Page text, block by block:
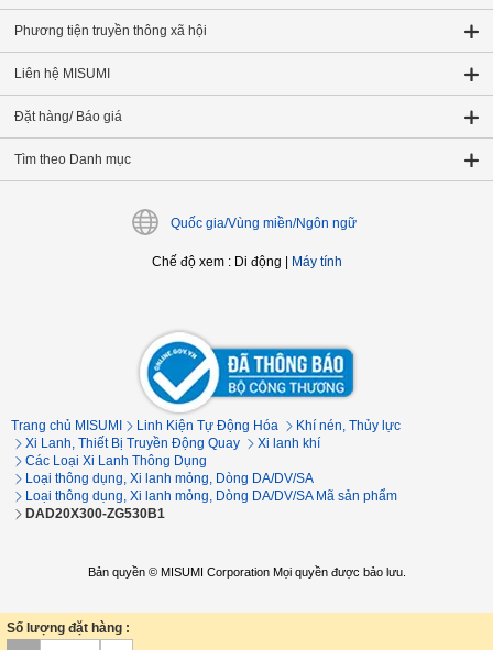
Phương tiện truyền thông xã hội
Liên hệ MISUMI
Đặt hàng/ Báo giá
Tìm theo Danh mục
Quốc gia/Vùng miền/Ngôn ngữ
Chế độ xem: Di động Máy tính
Trang chủ MISUMI Linh Kiện Tự Động Hóa
Khí nén, Thủy lực
Xi Lanh, Thiết Bị Truyền Động Quay
Xi lanh khí
Các Loại Xi Lanh Thông Dụng
Loại thông dụng, Xi lanh mỏng, Dòng DA/DV/SA
Loại thông dụng, Xi lanh mỏng, Dòng DA/DV/SA Mã sản phẩm
DAD20X300-ZG530B1
Bản quyền © MISUMI Corporation Mọi quyền được bảo lưu.
Số lượng đặt hàng :